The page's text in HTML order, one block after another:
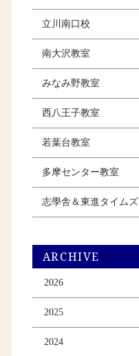
立川南口校
南大沢教室
みなみ野教室
西八王子教室
若葉台教室
多摩センター教室
志學舎＆東進タイムズ
ARCHIVE
2026
2025
2024